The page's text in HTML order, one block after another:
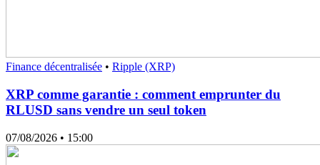
Finance décentralisée • Ripple (XRP)
XRP comme garantie : comment emprunter du
RLUSD sans vendre un seul token
07/08/2026 • 15:00